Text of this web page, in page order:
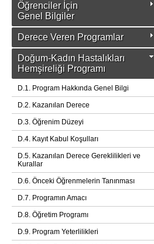
Öğrenciler İçin
Genel Bilgiler
Derece Veren Programlar
Doğum-Kadın Hastalıkları
Hemşireliği Programı
D.1. Program Hakkında Genel Bilgi
D.2. Kazanılan Derece
D.3. Öğrenim Düzeyi
D.4. Kayıt Kabul Koşulları
D.5. Kazanılan Derece Gereklilikleri ve
Kurallar
D.6. Önceki Öğrenmelerin Tanınması
D.7. Programın Amacı
D.8. Öğretim Programı
D.9. Program Yeterlilikleri